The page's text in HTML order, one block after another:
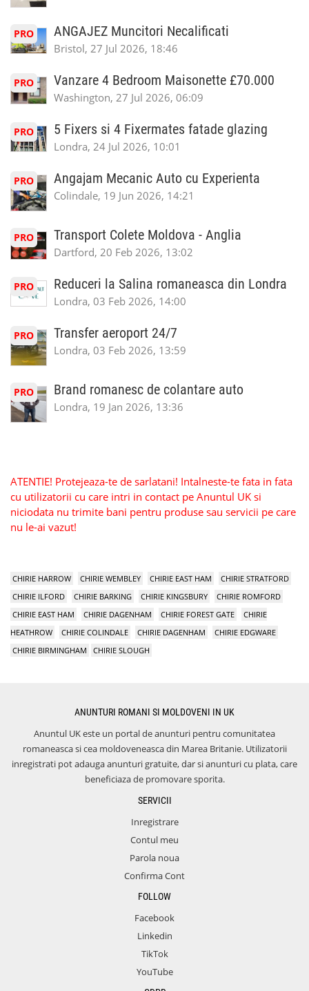
PRO ANGAJEZ Muncitori Necalificati
Bristol, 27 Jul 2026, 18:46
PRO Vanzare 4 Bedroom Maisonette £70.000
Washington, 27 Jul 2026, 06:09
PRO 5 Fixers si 4 Fixermates fatade glazing
Londra, 24 Jul 2026, 10:01
PRO Angajam Mecanic Auto cu Experienta
Colindale, 19 Jun 2026, 14:21
PRO Transport Colete Moldova - Anglia
Dartford, 20 Feb 2026, 13:02
PRO Reduceri la Salina romaneasca din Londra
Londra, 03 Feb 2026, 14:00
PRO Transfer aeroport 24/7
Londra, 03 Feb 2026, 13:59
PRO Brand romanesc de colantare auto
Londra, 19 Jan 2026, 13:36
ATENTIE! Protejeaza-te de sarlatani! Intalneste-te fata in fata
cu utilizatorii cu care intri in contact pe Anuntul UK si
niciodata nu trimite bani pentru produse sau servicii pe care
nu le-ai vazut!
CHIRIE HARROW CHIRIE WEMBLEY CHIRIE EAST HAM
CHIRIE STRATFORD
CHIRIE ILFORD
CHIRIE BARKING CHIRIE KINGSBURY
CHIRIE ROMFORD
CHIRIE EAST HAM
CHIRIE DAGENHAM CHIRIE FOREST GATE
CHIRIE
HEATHROW
CHIRIE COLINDALE CHIRIE DAGENHAM
CHIRIE EDGWARE
CHIRIE BIRMINGHAM
CHIRIE SLOUGH
ANUNTURI ROMANI SI MOLDOVENI IN UK
Anuntul UK este un portal de anunturi pentru comunitatea
romaneasca si cea moldoveneasca din Marea Britanie. Utilizatorii
inregistrati pot adauga anunturi gratuite, dar si anunturi cu plata, care
beneficiaza de promovare sporita.
SERVICII
Inregistrare
Contul meu
Parola noua
Confirma Cont
FOLLOW
Facebook
Linkedin
TikTok
YouTube